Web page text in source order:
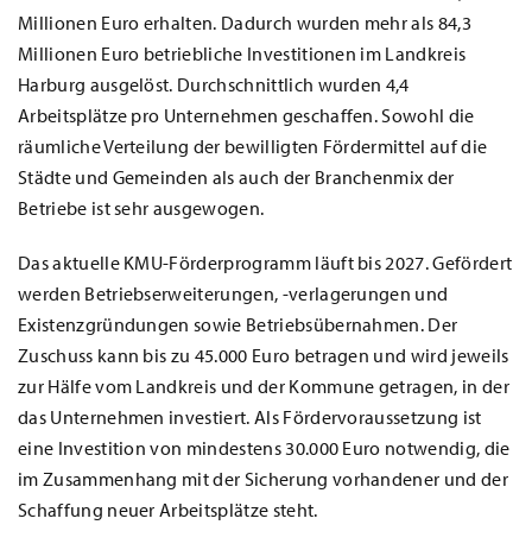
Millionen Euro erhalten. Dadurch wurden mehr als 84,3
Millionen Euro betriebliche Investitionen im Landkreis
Harburg ausgelöst. Durchschnittlich wurden 4,4
Arbeitsplätze pro Unternehmen geschaffen. Sowohl die
räumliche Verteilung der bewilligten Fördermittel auf die
Städte und Gemeinden als auch der Branchenmix der
Betriebe ist sehr ausgewogen.
Das aktuelle KMU-Förderprogramm läuft bis 2027. Gefördert
werden Betriebserweiterungen, -verlagerungen und
Existenzgründungen sowie Betriebsübernahmen. Der
Zuschuss kann bis zu 45.000 Euro betragen und wird jeweils
zur Hälfe vom Landkreis und der Kommune getragen, in der
das Unternehmen investiert. Als Fördervoraussetzung ist
eine Investition von mindestens 30.000 Euro notwendig, die
im Zusammenhang mit der Sicherung vorhandener und der
Schaffung neuer Arbeitsplätze steht.